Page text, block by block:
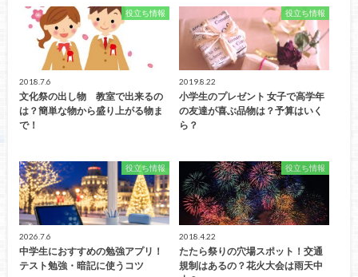
役立ち情報
2018.7.6
文化祭の出し物 教室で出来るの
は？簡単な物から盛り上がる物ま
で！
役立ち情報
2019.8.22
小学生のプレゼント 女子で高学年
の友達が喜ぶ品物は？予算はいく
ら？
役立ち情報
2026.7.6
中学生におすすめの勉強アプリ！
テスト勉強・暗記に使うコツ
役立ち情報
2018.4.22
たたら祭りの穴場スポット！交通
規制はあるの？花火大会は雨天中